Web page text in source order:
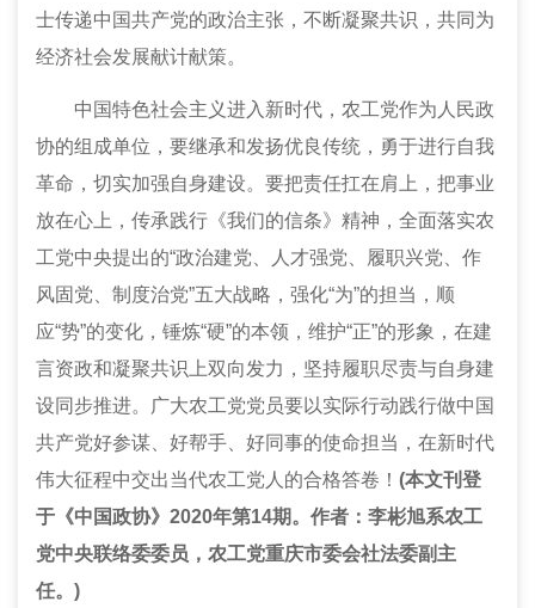
士传递中国共产党的政治主张，不断凝聚共识，共同为
经济社会发展献计献策。
中国特色社会主义进入新时代，农工党作为人民政
协的组成单位，要继承和发扬优良传统，勇于进行自我
革命，切实加强自身建设。要把责任扛在肩上，把事业
放在心上，传承践行《我们的信条》精神，全面落实农
工党中央提出的“政治建党、人才强党、履职兴党、作
风固党、制度治党”五大战略，强化“为”的担当，顺
应“势”的变化，锤炼“硬”的本领，维护“正”的形象，在建
言资政和凝聚共识上双向发力，坚持履职尽责与自身建
设同步推进。广大农工党党员要以实际行动践行做中国
共产党好参谋、好帮手、好同事的使命担当，在新时代
伟大征程中交出当代农工党人的合格答卷！ (本文刊登
于《中国政协》2020年第14期。作者：李彬旭系农工
党中央联络委委员，农工党重庆市委会社法委副主
任。)